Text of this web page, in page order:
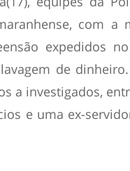
com a
expedidos
de
a investigados,
e uma ex-